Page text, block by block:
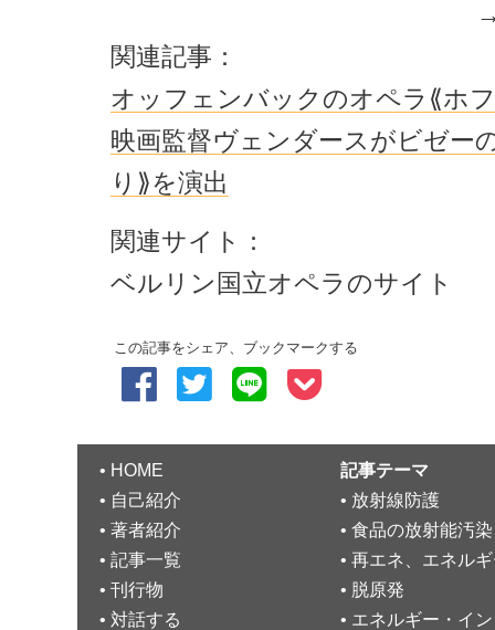
関連記事：
オッフェンバックのオペラ⟪ホ
映画監督ヴェンダースがビゼー
り⟫を演出
関連サイト：
ベルリン国立オペラのサイト
この記事をシェア、ブックマークする